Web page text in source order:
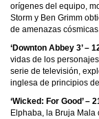
orígenes del equipo,
Storm y Ben Grimm
de amenazas
‘Downton Abbey 3’ –
vidas de los
serie de televisión,
inglesa de principios
‘Wicked: For Good’ –
Elphaba, la Bruja Mala